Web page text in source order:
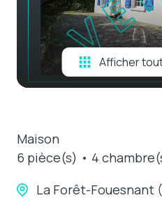
Afficher
Maison
6 pièce(s)
4
La Forêt-Fouesnant